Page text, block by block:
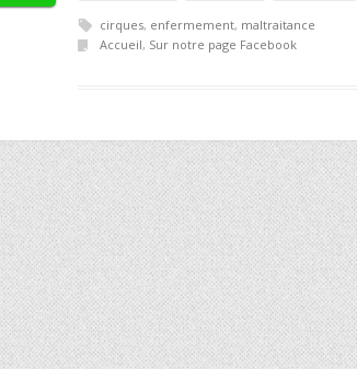
cirques, enfermement, maltraitance
Accueil, Sur notre page Facebook